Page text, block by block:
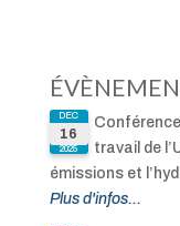
DEC
16
2025
travail de
émissions et
Plus d'infos...